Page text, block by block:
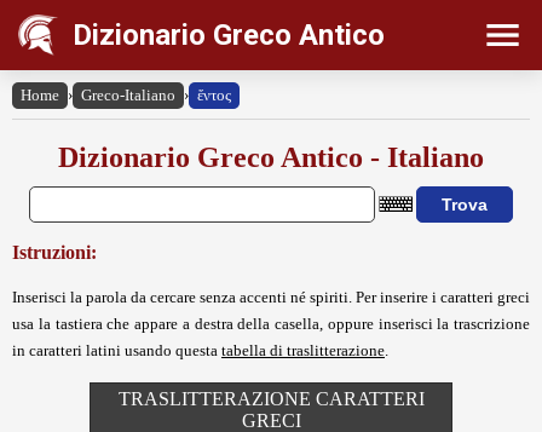
Dizionario Greco Antico
Home › Greco-Italiano › ἔντος
Dizionario Greco Antico - Italiano
Istruzioni:
Inserisci la parola da cercare senza accenti né spiriti. Per inserire i caratteri greci
usa la tastiera che appare a destra della casella, oppure inserisci la trascrizione
in caratteri latini usando questa tabella di traslitterazione
TRASLITTERAZIONE CARATTERI
GRECI